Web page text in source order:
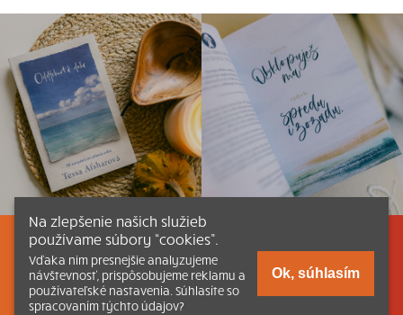
Listovať Obsah Dokumenty a články
Kontakt Tlačená verzia Katechizmu
Na zlepšenie našich služieb
používame súbory “cookies”.
Vďaka nim presnejšie analyzujeme
návštevnosť, prispôsobujeme reklamu a
používateľské nastavenia. Súhlasíte so
spracovaním týchto údajov?
Ok, súhlasím